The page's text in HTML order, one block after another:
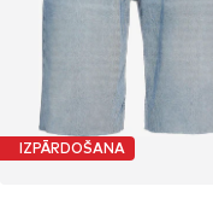
IZPĀRDOŠANA